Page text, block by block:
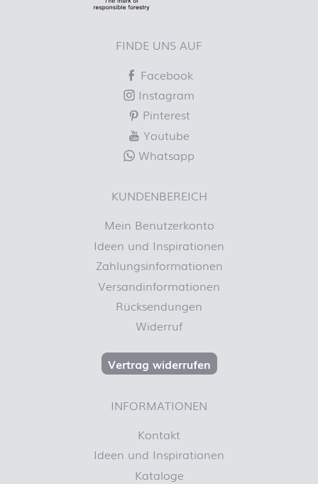
FINDE UNS AUF
Facebook
Instagram
Pinterest
Youtube
Whatsapp
KUNDENBEREICH
Mein Benutzerkonto
Ideen und Inspirationen
Zahlungsinformationen
Versandinformationen
Rücksendungen
Widerruf
Vertrag widerrufen
INFORMATIONEN
Kontakt
Ideen und Inspirationen
Kataloge